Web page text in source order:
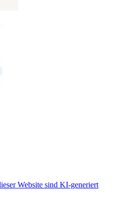
Website sind KI-generiert